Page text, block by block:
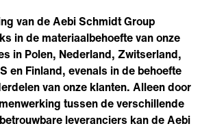
van de Aebi Schmidt Group
in de materiaalbehoefte van onze
in Polen, Nederland, Zwitserland,
en Finland, evenals in de behoefte
van onze klanten. Alleen door
tussen de verschillende
leveranciers kan de Aebi